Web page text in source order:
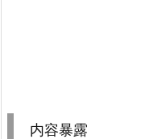
内容暴露